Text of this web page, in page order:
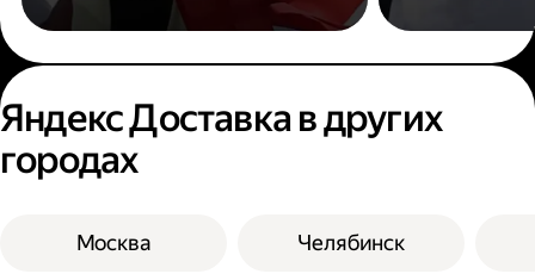
Яндекс Доставка в других
городах
Москва Челябинск